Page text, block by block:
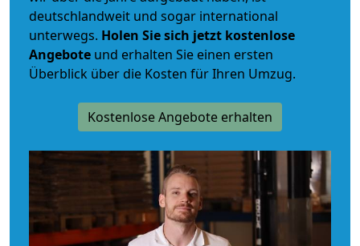
deutschlandweit und sogar international
unterwegs. Holen Sie sich jetzt kostenlose
Angebote und erhalten Sie einen ersten
Überblick über die Kosten für Ihren Umzug.
Kostenlose Angebote erhalten